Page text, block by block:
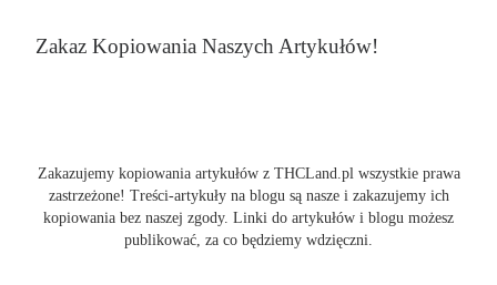
Zakaz Kopiowania Naszych Artykułów!
Zakazujemy kopiowania artykułów z THCLand.pl wszystkie prawa
zastrzeżone! Treści-artykuły na blogu są nasze i zakazujemy ich
kopiowania bez naszej zgody. Linki do artykułów i blogu możesz
publikować, za co będziemy wdzięczni.